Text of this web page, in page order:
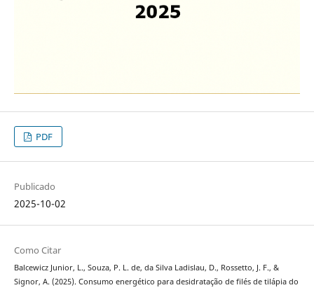
PDF
Publicado
2025-10-02
Como Citar
Balcewicz Junior, L., Souza, P. L. de, da Silva Ladislau, D., Rossetto, J. F., &
Signor, A. (2025). Consumo energético para desidratação de filés de tilápia do